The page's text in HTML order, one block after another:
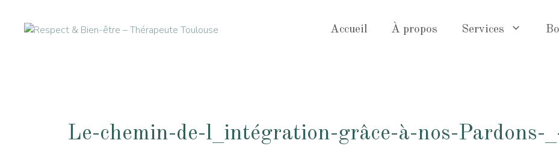
contenu
Accueil À propos Services
Le-chemin-de-l_intégration-grâce-à-nos-Pardons-